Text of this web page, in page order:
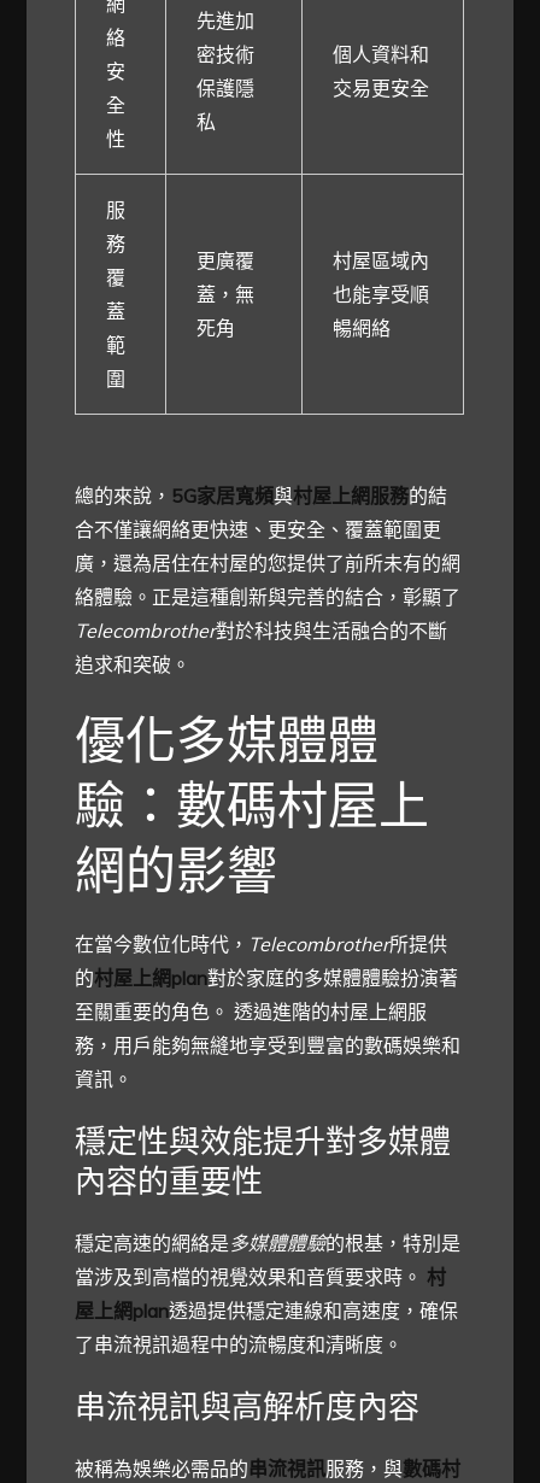
絡
安
全
性
先進加
密技術
保護隱
私
個人資料和
交易更安全
服
務
覆
蓋
範
圍
更廣覆
蓋，無
死角
村屋區域內
也能享受順
暢網絡
總的來說， 5G家居寬頻與村屋上網服務的結
合不僅讓網絡更快速、更安全、覆蓋範圍更
廣，還為居住在村屋的您提供了前所未有的網
絡體驗。正是這種創新與完善的結合，彰顯了
Telecombrother對於科技與生活融合的不斷
追求和突破。
優化多媒體體
驗：數碼村屋上
網的影響
在當今數位化時代， Telecombrother所提供
的村屋上網plan對於家庭的多媒體體驗扮演著
至關重要的角色。 透過進階的村屋上網服
務，用戶能夠無縫地享受到豐富的數碼娛樂和
資訊。
穩定性與效能提升對多媒體
內容的重要性
穩定高速的網絡是多媒體體驗的根基，特別是
當涉及到高檔的視覺效果和音質要求時。村
屋上網plan透過提供穩定連線和高速度，確保
了串流視訊過程中的流暢度和清晰度。
串流視訊與高解析度內容
被稱為娛樂必需品的串流視訊服務，與數碼村